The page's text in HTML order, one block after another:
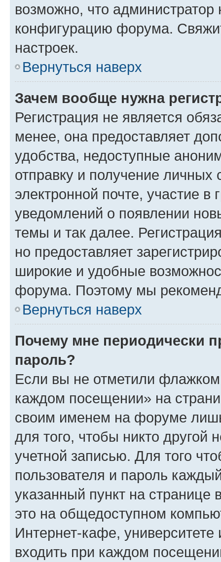
возможно, что администратор
конфигурацию форума.
настроек.
Вернуться наверх
Зачем вообще нужна
Регистрация не является
менее, она предоставляет
удобства, недоступные
отправку и получение
электронной почте, участие в
уведомлений о появлении
темы и так далее.
но предоставляет
широкие и удобные
форума. Поэтому мы
Вернуться наверх
Почему мне периодически
пароль?
Если вы не отметили флажком
каждом посещении» на
своим именем на форуме
для того, чтобы никто другой
учетной записью. Для того
пользователя и пароль
указанный пункт на
это на общедоступном
Интернет-кафе, университете
входить при каждом